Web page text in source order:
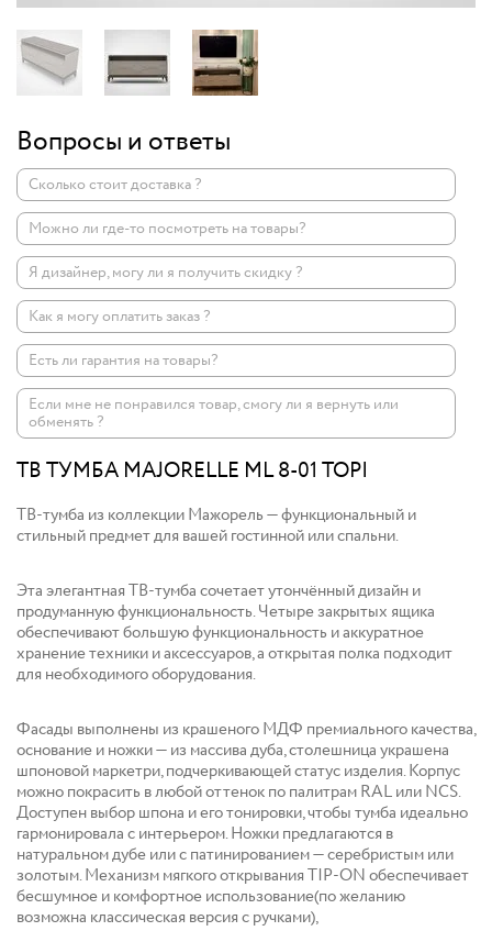
Вопросы и ответы
Сколько стоит доставка ?
Можно ли где-то посмотреть на товары?
Я дизайнер, могу ли я получить скидку ?
Как я могу оплатить заказ ?
Есть ли гарантия на товары?
Если мне не понравился товар, смогу ли я вернуть или
обменять ?
ТВ ТУМБА MAJORELLE ML 8-01 TOPI
ТВ-тумба из коллекции Мажорель — функциональный и
стильный предмет для вашей гостинной или спальни.
Эта элегантная ТВ-тумба сочетает утончённый дизайн и
продуманную функциональность. Четыре закрытых ящика
обеспечивают большую функциональность и аккуратное
хранение техники и аксессуаров, а открытая полка подходит
для необходимого оборудования.
Фасады выполнены из крашеного МДФ премиального качества,
основание и ножки — из массива дуба, столешница украшена
шпоновой маркетри, подчеркивающей статус изделия. Корпус
можно покрасить в любой оттенок по палитрам RAL или NCS.
Доступен выбор шпона и его тонировки, чтобы тумба идеально
гармонировала с интерьером. Ножки предлагаются в
натуральном дубе или с патинированием — серебристым или
золотым. Механизм мягкого открывания TIP-ON обеспечивает
бесшумное и комфортное использование(по желанию
возможна классическая версия с ручками),